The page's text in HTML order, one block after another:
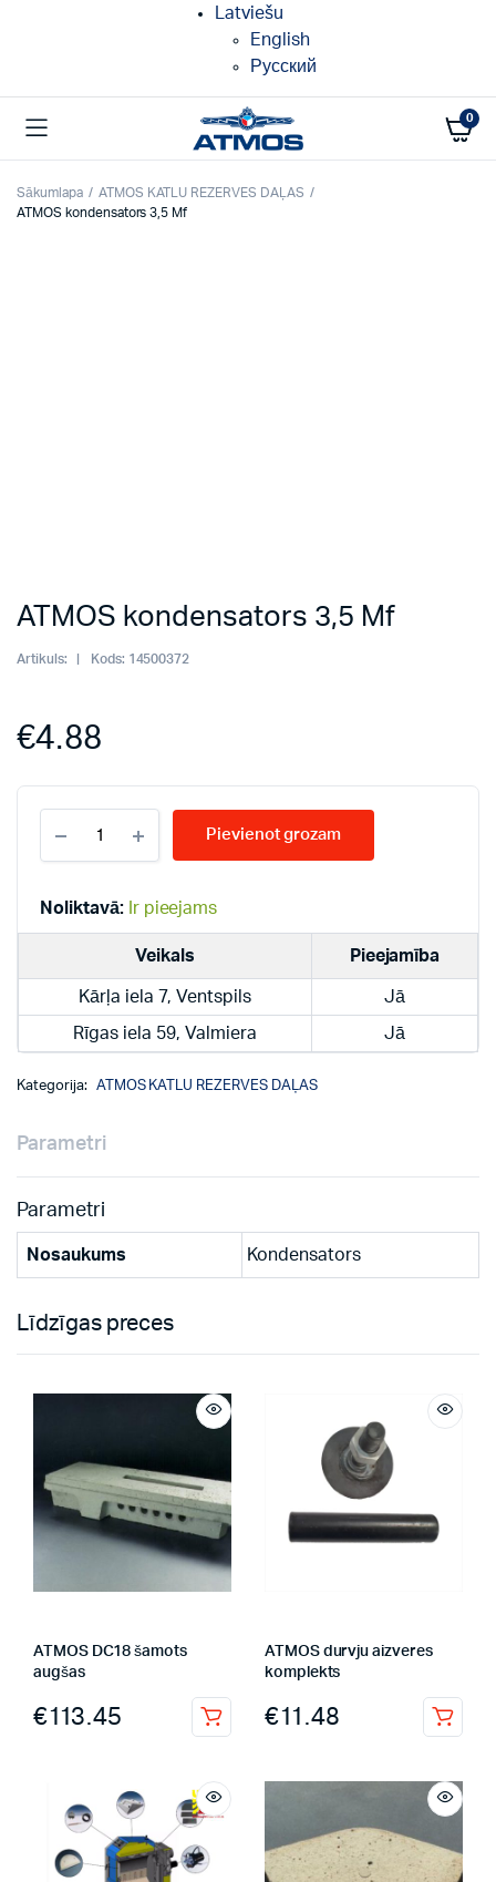
Latviešu
English
Русский
0
Sākumlapa
ATMOS KATLU REZERVES DAĻAS
ATMOS kondensators 3,5 Mf
ATMOS kondensators 3,5 Mf
Artikuls: Kods: 14500372
€4.88
kondensators
3,5
quantity
Pievienot grozam
Noliktavā: Ir pieejams
Veikals Pieejamība
Kārļa iela 7, Ventspils Jā
Rīgas iela 59, Valmiera Jā
Kategorija: ATMOS KATLU REZERVES DAĻAS
Parametri
Parametri
Nosaukums Kondensators
Līdzīgas preces
ATMOS DC18 šamots
augšas
€113.45
ATMOS durvju aizveres
komplekts
€11.48